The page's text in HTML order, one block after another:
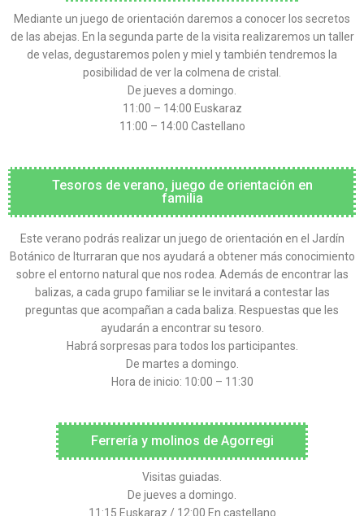
Mediante un juego de orientación daremos a conocer los secretos
de las abejas. En la segunda parte de la visita realizaremos un taller
de velas, degustaremos polen y miel y también tendremos la
posibilidad de ver la colmena de cristal.
De jueves a domingo.
11:00 – 14:00 Euskaraz
11:00 – 14:00 Castellano
Tesoros de verano, juego de orientación en
familia
Este verano podrás realizar un juego de orientación en el Jardín
Botánico de Iturraran que nos ayudará a obtener más conocimiento
sobre el entorno natural que nos rodea. Además de encontrar las
balizas, a cada grupo familiar se le invitará a contestar las
preguntas que acompañan a cada baliza. Respuestas que les
ayudarán a encontrar su tesoro.
Habrá sorpresas para todos los participantes.
De martes a domingo.
Hora de inicio: 10:00 – 11:30
Ferrería y molinos de Agorregi
Visitas guiadas.
De jueves a domingo.
11:15 Euskaraz / 12:00 En castellano